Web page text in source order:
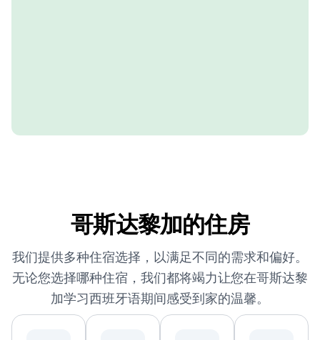
哥斯达黎加的住房
我们提供多种住宿选择，以满足不同的需求和偏好。
无论您选择哪种住宿，我们都将竭力让您在哥斯达黎
加学习西班牙语期间感受到家的温馨。